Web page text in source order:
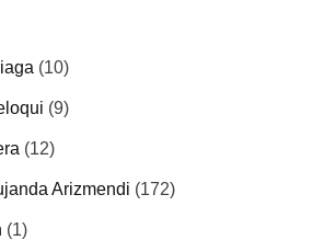
(10)
(9)
(12)
Arizmendi (172)
(1)